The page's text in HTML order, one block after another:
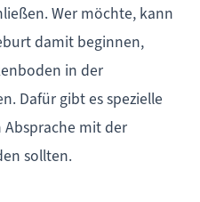
Wer möchte, kann
damit beginnen,
in der
Dafür gibt es spezielle
mit der
sollten.